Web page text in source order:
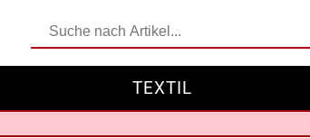
TEXTIL